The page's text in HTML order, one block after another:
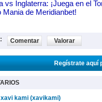
vs Inglaterra: ¡Juega en el
Mania de Meridianbet!
Comentar Valorar
Regístrate aquí
xavi kami (xavikami)